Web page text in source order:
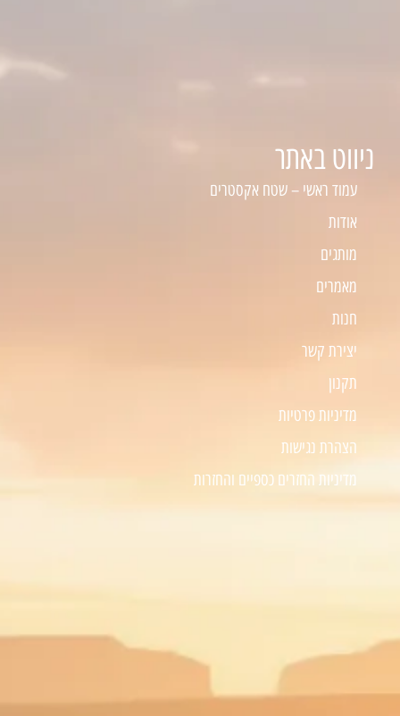
ניווט באתר
עמוד ראשי – שטח אקסטרים
אודות
מותגים
מאמרים
חנות
יצירת קשר
תקנון
מדיניות פרטיות
הצהרת נגישות
מדיניות החזרים כספיים והחזרות